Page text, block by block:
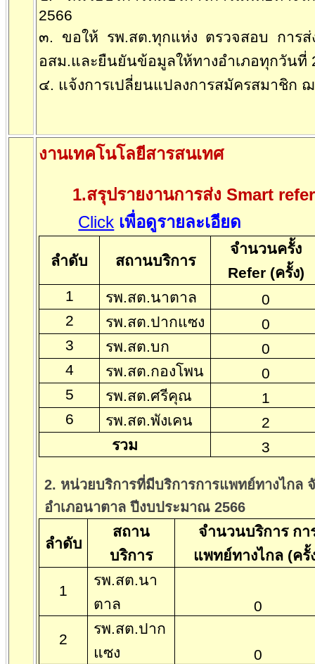
2566
๓. ขอให้ รพ.สต.ทุกแห่ง ตรวจสอบ การ
อสม.และยืนยันข้อมูลให้ทางอำเภอทุกวันที่
๔. แจ้งการเปลี่ยนแปลงการสมัครสมาชิก
งานเทคโนโลยีสารสนเทศ
1.สรุปรายงานการส่งSmart
Click เพื่อดูรายละเอียด
ลำดับ สถานบริการ
จำนวนครั้ง
Refer (ครั้ง)
1
รพ.สต.นาตาล
0
2
รพ.สต.ปากแซง
0
3
รพ.สต.บก
0
4
รพ.สต.กองโพน
0
5
รพ.สต.ศรีคุณ
1
6
รพ.สต.พังเคน
2
รวม
3
2. หน่วยบริการที่มีบริการการแพทย์ทางไกล
อำเภอนาตาล ปีงบประมาณ 2566
ลำดับ
สถาน
บริการ
จำนวนบริการ กา
แพทย์ทางไกล (ครั้
1
รพ.สต.นา
ตาล
0
2
รพ.สต.ปาก
แซง
0